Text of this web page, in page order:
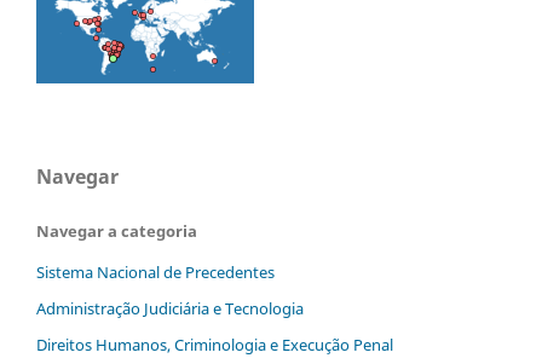
Navegar
Navegar a categoria
Sistema Nacional de Precedentes
Administração Judiciária e Tecnologia
Direitos Humanos, Criminologia e Execução Penal